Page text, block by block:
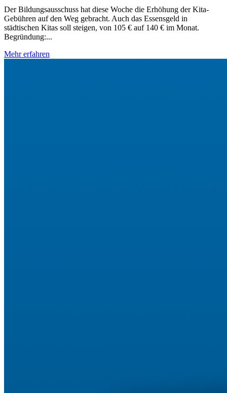
Der Bildungsausschuss hat diese Woche die Erhöhung der Kita-
Gebühren auf den Weg gebracht. Auch das Essensgeld in
städtischen Kitas soll steigen, von 105 € auf 140 € im Monat.
Begründung:...
Mehr erfahren